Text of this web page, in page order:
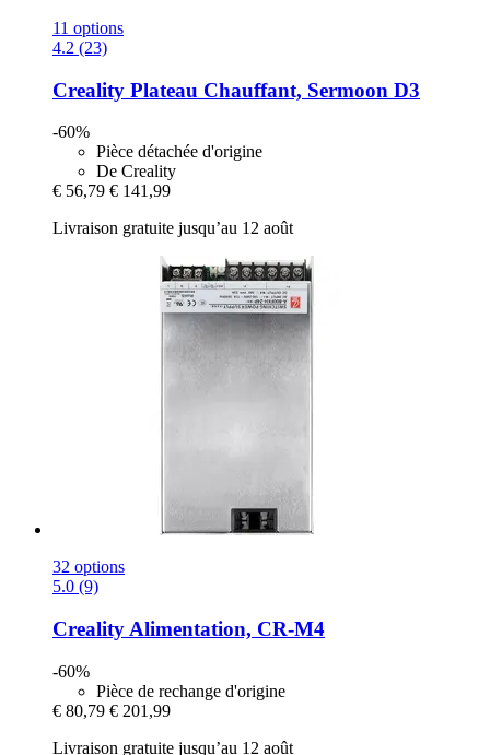
11 options
4.2 (23)
Creality Plateau Chauffant, Sermoon D3
-60%
Pièce détachée d'origine
De Creality
€ 56,79 € 141,99
Livraison gratuite jusqu’au 12 août
32 options
5.0 (9)
Creality Alimentation, CR-​M4
-60%
Pièce de rechange d'origine
€ 80,79 € 201,99
Livraison gratuite jusqu’au 12 août